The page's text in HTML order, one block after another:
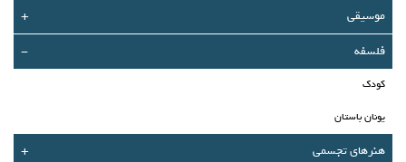
مجله ویدئویی
کودک
درباره ما
موسیقی
+
فلسفه
-
کودک
یونان باستان
هنرهای تجسمی
+